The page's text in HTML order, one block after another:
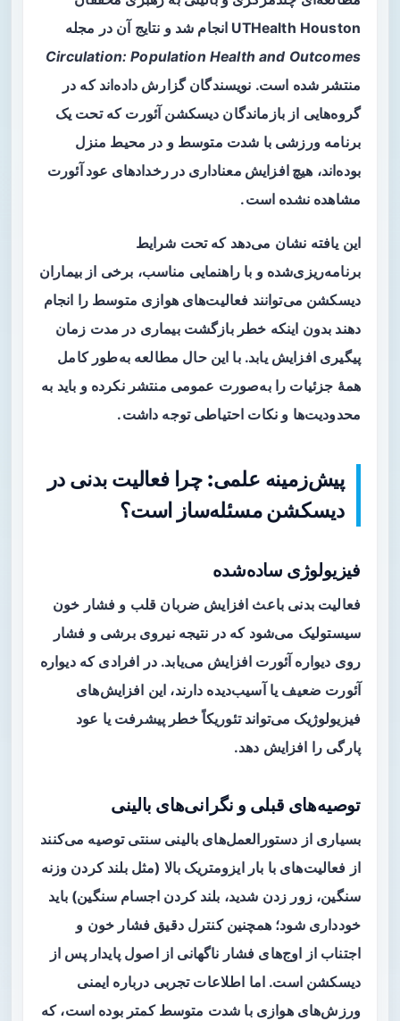
UTHealth Houston انجام شد و نتایج آن در مجله
Circulation: Population Health and Outcomes
منتشر شده است. نویسندگان گزارش داده‌اند که در
گروه‌هایی از بازماندگان دیسکشن آئورت که تحت یک
برنامه ورزشی با شدت متوسط و در محیط منزل
بوده‌اند، هیچ افزایش معناداری در رخدادهای عود آئورت
مشاهده نشده است.
این یافته نشان می‌دهد که تحت شرایط
برنامه‌ریزی‌شده و با راهنمایی مناسب، برخی از بیماران
دیسکشن می‌توانند فعالیت‌های هوازی متوسط را انجام
دهند بدون اینکه خطر بازگشت بیماری در مدت زمان
پیگیری افزایش یابد. با این حال مطالعه به‌طور کامل
همهٔ جزئیات را به‌صورت عمومی منتشر نکرده و باید به
محدودیت‌ها و نکات احتیاطی توجه داشت.
پیش‌زمینه علمی: چرا فعالیت بدنی در
دیسکشن مسئله‌ساز است؟
فیزیولوژی ساده‌شده
فعالیت بدنی باعث افزایش ضربان قلب و فشار خون
سیستولیک می‌شود که در نتیجه نیروی برشی و فشار
روی دیواره آئورت افزایش می‌یابد. در افرادی که دیواره
آئورت ضعیف یا آسیب‌دیده دارند، این افزایش‌های
فیزیولوژیک می‌تواند تئوریکاً خطر پیشرفت یا عود
پارگی را افزایش دهد.
توصیه‌های قبلی و نگرانی‌های بالینی
بسیاری از دستورالعمل‌های بالینی سنتی توصیه می‌کنند
از فعالیت‌های با بار ایزومتریک بالا (مثل بلند کردن وزنه
سنگین، زور زدن شدید، بلند کردن اجسام سنگین) باید
خودداری شود؛ همچنین کنترل دقیق فشار خون و
اجتناب از اوج‌های فشار ناگهانی از اصول پایدار پس از
دیسکشن است. اما اطلاعات تجربی درباره ایمنی
ورزش‌های هوازی با شدت متوسط کمتر بوده است، که